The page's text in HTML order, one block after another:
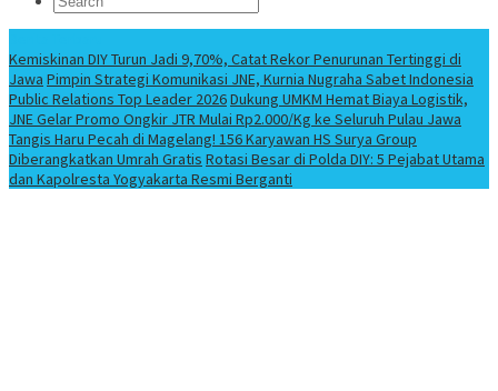
Kemiskinan DIY Turun Jadi 9,70%, Catat Rekor Penurunan Tertinggi di
Jawa Pimpin Strategi Komunikasi JNE, Kurnia Nugraha Sabet Indonesia
Public Relations Top Leader 2026Dukung UMKM Hemat Biaya Logistik,
JNE Gelar Promo Ongkir JTR Mulai Rp2.000/Kg ke Seluruh Pulau Jawa
Tangis Haru Pecah di Magelang! 156 Karyawan HS Surya Group
Diberangkatkan Umrah Gratis Rotasi Besar di Polda DIY: 5 Pejabat Utama
dan Kapolresta Yogyakarta Resmi Berganti